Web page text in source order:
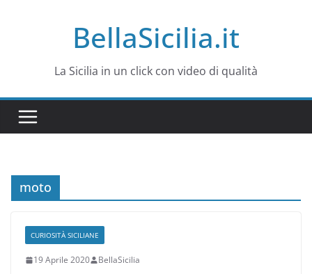
BellaSicilia.it
La Sicilia in un click con video di qualità
moto
CURIOSITÀ SICILIANE
19 Aprile 2020 BellaSicilia